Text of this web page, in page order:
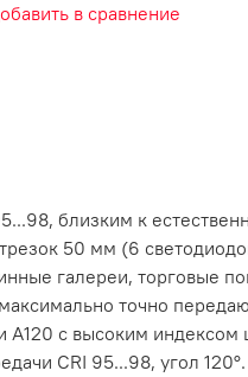
в сравнение
близким к
50 мм (6
галереи, торговые
точно
A120 с высоким индексом
CRI 95...98, угол